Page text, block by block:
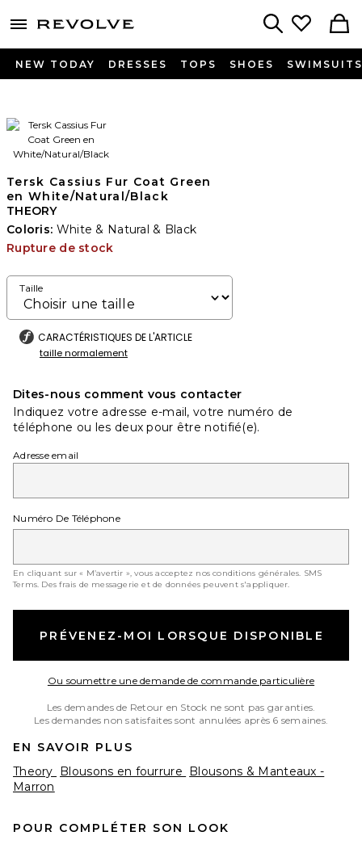
menu - shows more content
NEW TODAY DRESSES TOPS SHOES SWIMSUITS
Tersk Cassius Fur Coat Green
en White/Natural/Black
THEORY
Coloris: White & Natural & Black
Rupture de stock
Taille
CARACTÉRISTIQUES DE L'ARTICLE
taille normalement
Dites-nous comment vous contacter
Indiquez votre adresse e-mail, votre numéro de
téléphone ou les deux pour être notifié(e).
Adresse email
Numéro De Téléphone
En cliquant sur « M’avertir », vous acceptez nos conditions générales. SMS
Terms. Des frais de messagerie et de données peuvent s'appliquer.
PRÉVENEZ-MOI LORSQUE DISPONIBLE
Ou soumettre une demande de commande particulièreOpens in
Les demandes de Retour en Stock ne sont pas garanties.
Les demandes non satisfaites sont annulées après 6 semaines.
EN SAVOIR PLUS
Theory Blousons en fourrure Blousons & Manteaux -
Marron
POUR COMPLÉTER SON LOOK